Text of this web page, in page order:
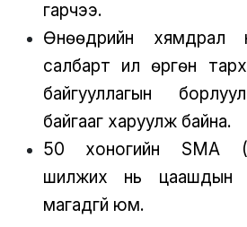
гарчээ.
Өнөөдрийн хямдрал
салбарт илүү өргөн
байгууллагын
байгааг харуулж байна.
50 хоногийн SMA
шилжих нь цаашдын
магадгүй юм.